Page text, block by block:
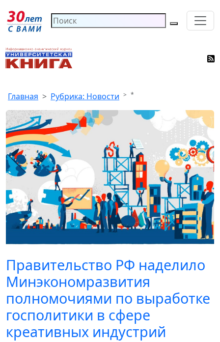
Главная Рубрика: Новости *
Правительство РФ наделило
Минэкономразвития
полномочиями по выработке
госполитики в сфере
креативных индустрий